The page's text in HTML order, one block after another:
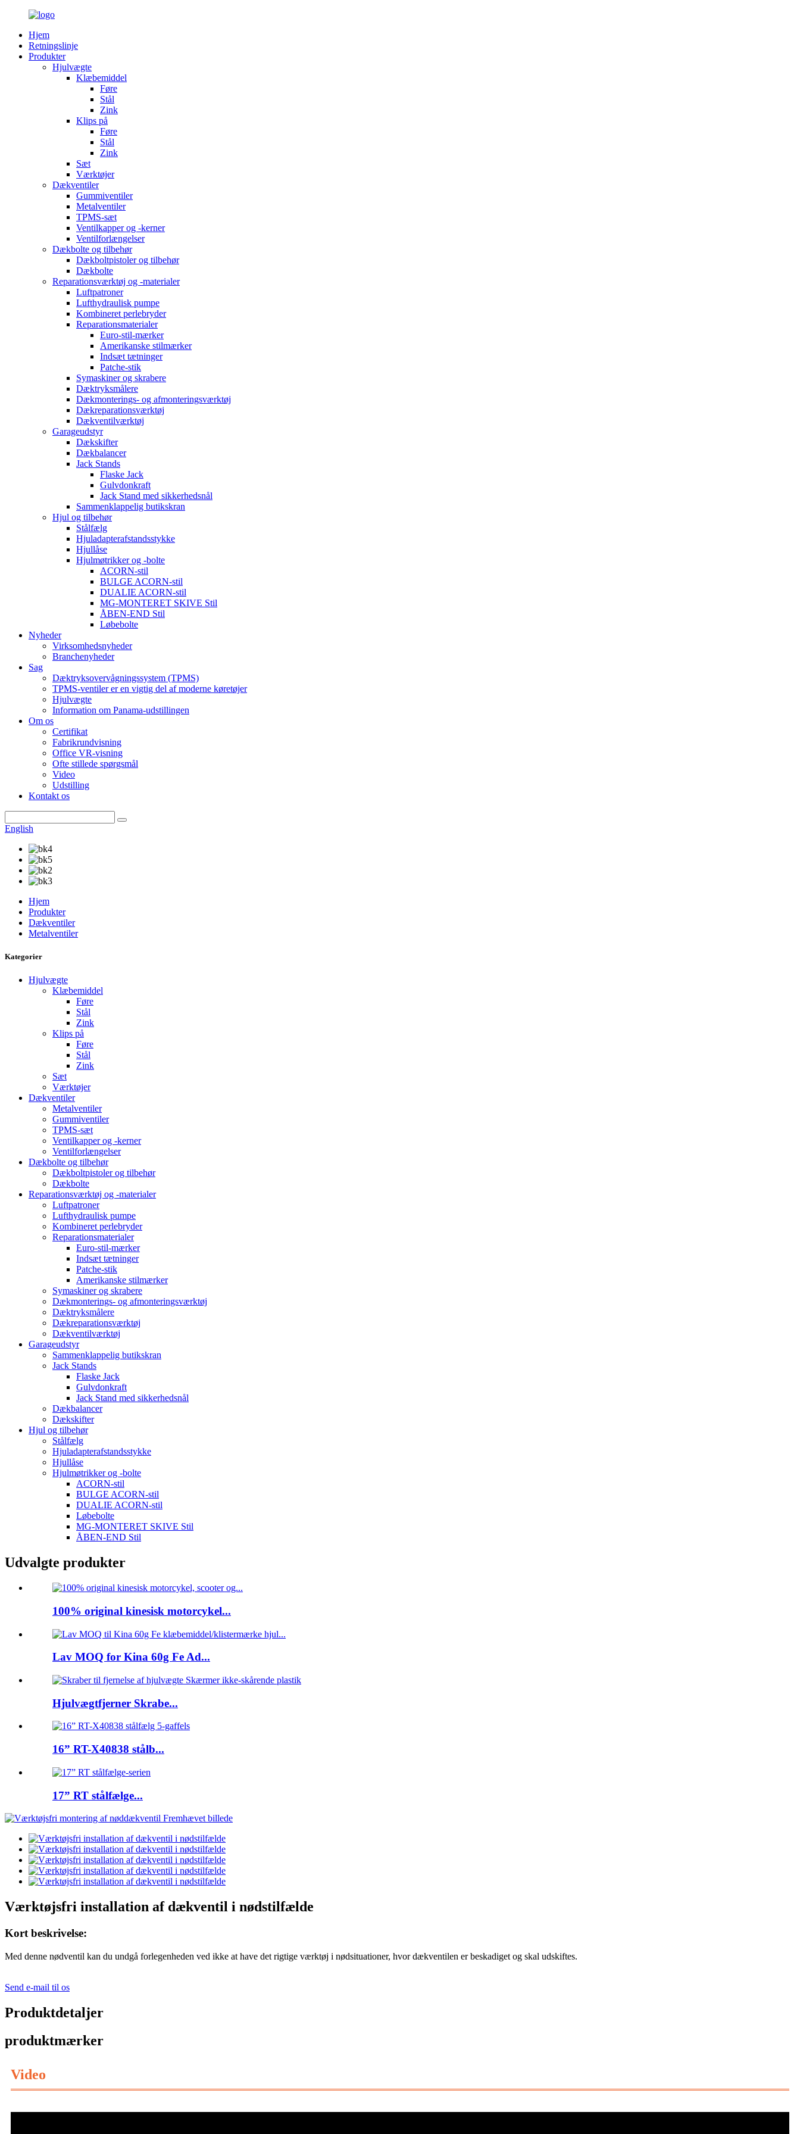
Hjem
Retningslinje
Produkter
Hjulvægte
Klæbemiddel
Føre
Stål
Zink
Klips på
Føre
Stål
Zink
Sæt
Værktøjer
Dækventiler
Gummiventiler
Metalventiler
TPMS-sæt
Ventilkapper og -kerner
Ventilforlængelser
Dækbolte og tilbehør
Dækboltpistoler og tilbehør
Dækbolte
Reparationsværktøj og -materialer
Luftpatroner
Lufthydraulisk pumpe
Kombineret perlebryder
Reparationsmaterialer
Euro-stil-mærker
Amerikanske stilmærker
Indsæt tætninger
Patche-stik
Symaskiner og skrabere
Dæktryksmålere
Dækmonterings- og afmonteringsværktøj
Dækreparationsværktøj
Dækventilværktøj
Garageudstyr
Dækskifter
Dækbalancer
Jack Stands
Flaske Jack
Gulvdonkraft
Jack Stand med sikkerhedsnål
Sammenklappelig butikskran
Hjul og tilbehør
Stålfælg
Hjuladapterafstandsstykke
Hjullåse
Hjulmøtrikker og -bolte
ACORN-stil
BULGE ACORN-stil
DUALIE ACORN-stil
MG-MONTERET SKIVE Stil
ÅBEN-END Stil
Løbebolte
Nyheder
Virksomhedsnyheder
Branchenyheder
Sag
Dæktryksovervågningssystem (TPMS)
TPMS-ventiler er en vigtig del af moderne køretøjer
Hjulvægte
Information om Panama-udstillingen
Om os
Certifikat
Fabrikrundvisning
Office VR-visning
Ofte stillede spørgsmål
Video
Udstilling
Kontakt os
English
Hjem
Produkter
Dækventiler
Metalventiler
Kategorier
Hjulvægte
Klæbemiddel
Føre
Stål
Zink
Klips på
Føre
Stål
Zink
Sæt
Værktøjer
Dækventiler
Metalventiler
Gummiventiler
TPMS-sæt
Ventilkapper og -kerner
Ventilforlængelser
Dækbolte og tilbehør
Dækboltpistoler og tilbehør
Dækbolte
Reparationsværktøj og -materialer
Luftpatroner
Lufthydraulisk pumpe
Kombineret perlebryder
Reparationsmaterialer
Euro-stil-mærker
Indsæt tætninger
Patche-stik
Amerikanske stilmærker
Symaskiner og skrabere
Dækmonterings- og afmonteringsværktøj
Dæktryksmålere
Dækreparationsværktøj
Dækventilværktøj
Garageudstyr
Sammenklappelig butikskran
Jack Stands
Flaske Jack
Gulvdonkraft
Jack Stand med sikkerhedsnål
Dækbalancer
Dækskifter
Hjul og tilbehør
Stålfælg
Hjuladapterafstandsstykke
Hjullåse
Hjulmøtrikker og -bolte
ACORN-stil
BULGE ACORN-stil
DUALIE ACORN-stil
Løbebolte
MG-MONTERET SKIVE Stil
ÅBEN-END Stil
Udvalgte produkter
100% original kinesisk motorcykel...
Lav MOQ for Kina 60g Fe Ad...
Hjulvægtfjerner Skrabe...
16” RT-X40838 stålb...
17” RT stålfælge...
Værktøjsfri installation af dækventil i nødstilfælde
Kort beskrivelse:
Med denne nødventil kan du undgå forlegenheden ved ikke at have det rigtige værktøj i nødsituationer, hvor dækventilen er beskadiget og skal udskiftes.
Send e-mail til os
Produktdetaljer
produktmærker
Video